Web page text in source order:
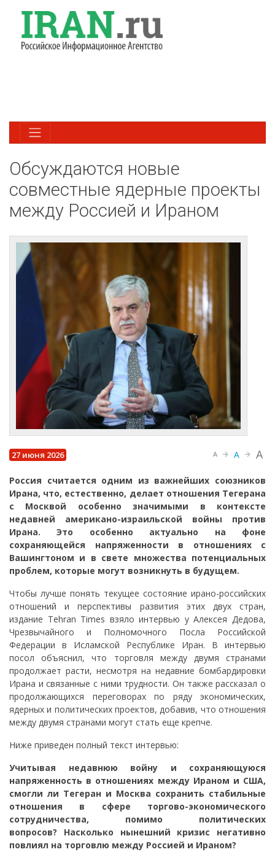
Обсуждаются новые
совместные ядерные проекты
между Россией и Ираном
27 июня 2026 A A A
Россия считается одним из важнейших союзников
Ирана, что, естественно, делает отношения Тегерана
с Москвой особенно значимыми в контексте
недавней американо-израильской войны против
Ирана. Это особенно актуально на фоне
сохраняющейся напряженности в отношениях с
Вашингтоном и в свете множества потенциальных
проблем, которые могут возникнуть в будущем.
Чтобы лучше понять текущее состояние ирано-российских
отношений и перспективы развития этих двух стран,
издание Tehran Times взяло интервью у Алексея Дедова,
Чрезвычайного и Полномочного Посла Российской
Федерации в Исламской Республике Иран. В интервью
посол объяснил, что торговля между двумя странами
продолжает расти, несмотря на недавние бомбардировки
Ирана и связанные с ними трудности. Он также рассказал о
продолжающихся переговорах по ряду экономических,
ядерных и политических проектов, добавив, что отношения
между двумя странами могут стать еще крепче.
Ниже приведен полный текст интервью:
Учитывая недавнюю войну и сохраняющуюся
напряженность в отношениях между Ираном и США,
смогли ли Тегеран и Москва сохранить стабильные
отношения в сфере торгово-экономического
сотрудничества, помимо политических
вопросов? Насколько нынешний кризис негативно
повлиял на торговлю между Россией и Ираном?